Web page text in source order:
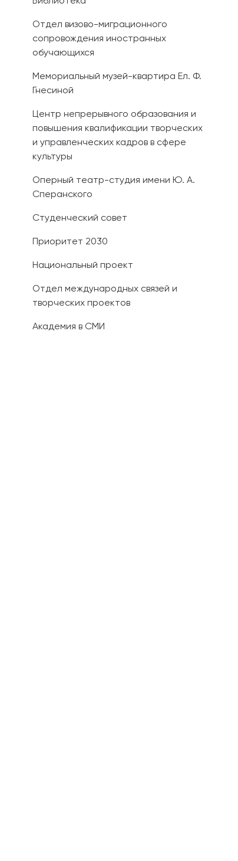
Отдел визово-миграционного
сопровождения иностранных
обучающихся
Мемориальный музей-квартира Ел. Ф.
Гнесиной
Центр непрерывного образования и
повышения квалификации творческих
и управленческих кадров в сфере
культуры
Оперный театр-студия имени Ю. А.
Сперанского
Студенческий совет
Приоритет 2030
Национальный проект
Отдел международных связей и
творческих проектов
Академия в СМИ